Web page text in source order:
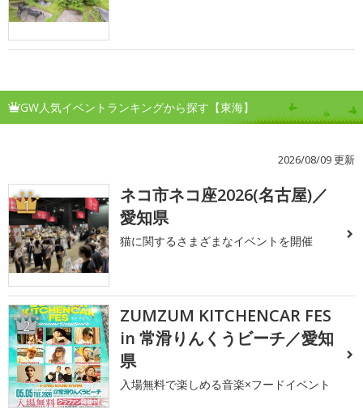
GW人気イベントランキングから探す【東海】
2026/08/09 更新
1
ネコ市ネコ座2026(名古屋)／
愛知県
猫に関するさまざまなイベントを開催
2
ZUMZUM KITCHENCAR FES
in 常滑りんくうビーチ／愛知
県
入場無料で楽しめる音楽×フードイベント